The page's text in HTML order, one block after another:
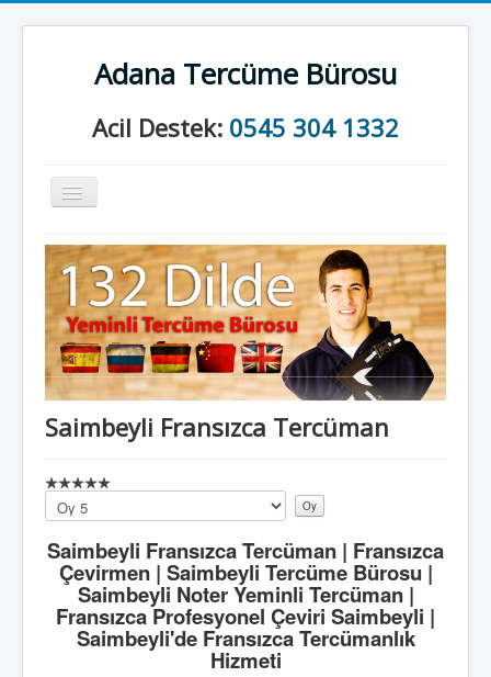
Adana Tercüme Bürosu
Acil Destek: 0545 304 1332
Gezinme
geçişini
Anasayfa
Kurumsal
Neler Yapıyoruz?
İletişim
Saimbeyli Fransızca Tercüman
Lütfen
oylayın
Saimbeyli Fransızca Tercüman | Fransızca
Çevirmen | Saimbeyli Tercüme Bürosu |
Saimbeyli Noter Yeminli Tercüman |
Fransızca Profesyonel Çeviri Saimbeyli |
Saimbeyli'de Fransızca Tercümanlık
Hizmeti